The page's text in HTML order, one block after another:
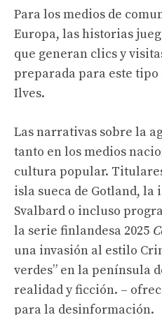
Para los medios de
Europa, las historias
que generan clics y
preparada para este
Ilves.
Las narrativas sobre la
tanto en los medios
cultura popular.
isla sueca de Gotland, la
Svalbard o incluso
la serie finlandesa 2025
una invasión al estilo
verdes” en la península
realidad y ficción. –
para la desinformación.